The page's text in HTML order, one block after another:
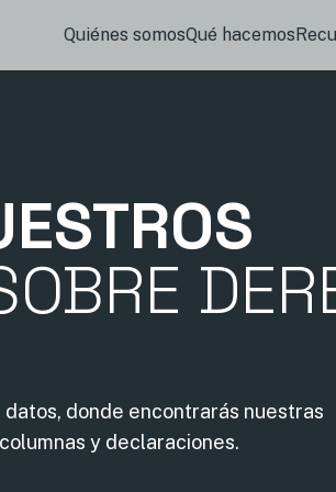
Quiénes somosQué hacemos
donde encontrarás nuestras
y declaraciones.